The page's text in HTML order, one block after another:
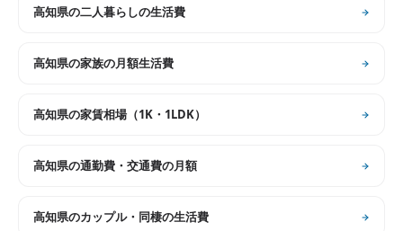
高知県の二人暮らしの生活費
高知県の家族の月額生活費
高知県の家賃相場（1K・1LDK）
高知県の通勤費・交通費の月額
高知県のカップル・同棲の生活費